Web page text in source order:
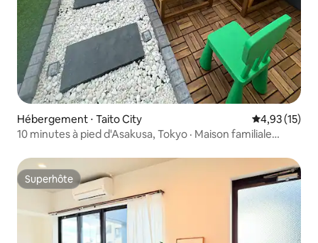
Hébergement ⋅ Taito City Évaluation
4,93 (15)
10 minutes à pied d'Asakusa, Tokyo · Maison familiale
Superhôte
Superhôte